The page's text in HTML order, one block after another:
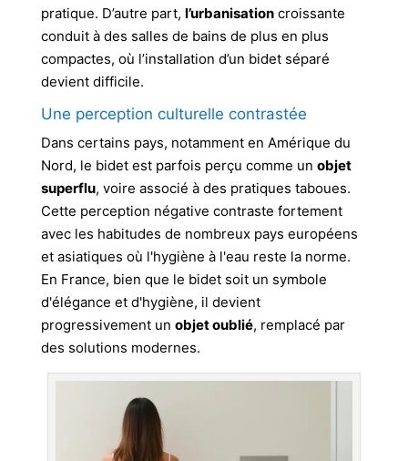
pratique. D’autre part, l’urbanisationcroissante
conduit à des salles de bains de plus en plus
compactes, où l’installation d’un bidet séparé
devient difficile.
Une perception culturelle contrastée
Dans certains pays, notamment en Amérique du
Nord, le bidet est parfois perçu comme un objet
superflu, voire associé à des pratiques taboues.
Cette perception négative contraste fortement
avec les habitudes de nombreux pays européens
et asiatiques où l'hygiène à l'eau reste la norme.
En France, bien que le bidet soit un symbole
d'élégance et d'hygiène, il devient
progressivement un objet oublié, remplacé par
des solutions modernes.